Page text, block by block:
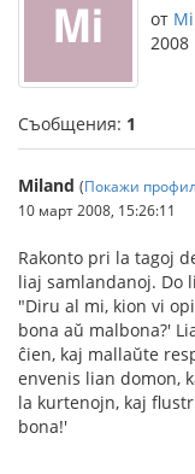
от
2008
Съобщения: 1
Miland (Покажи
10 март 2008, 15:26:11
Rakonto pri la tagoj
liaj samlandanoj. Do
"Diru al mi, kion vi
bona aŭ malbona?'
ĉien, kaj mallaŭte
envenis lian domon,
la kurtenojn, kaj
bona!'